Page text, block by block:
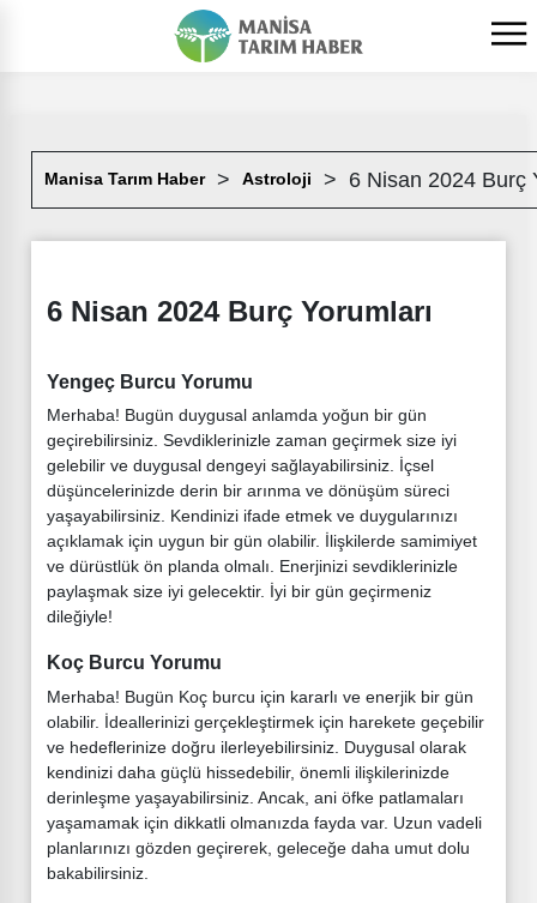
Manisa Tarım Haber Astroloji 6 Nisan 2024 Burç
6 Nisan 2024 Burç Yorumları
Yengeç Burcu Yorumu
Merhaba! Bugün duygusal anlamda yoğun bir gün
geçirebilirsiniz. Sevdiklerinizle zaman geçirmek size iyi
gelebilir ve duygusal dengeyi sağlayabilirsiniz. İçsel
düşüncelerinizde derin bir arınma ve dönüşüm süreci
yaşayabilirsiniz. Kendinizi ifade etmek ve duygularınızı
açıklamak için uygun bir gün olabilir. İlişkilerde samimiyet
ve dürüstlük ön planda olmalı. Enerjinizi sevdiklerinizle
paylaşmak size iyi gelecektir. İyi bir gün geçirmeniz
dileğiyle!
Koç Burcu Yorumu
Merhaba! Bugün Koç burcu için kararlı ve enerjik bir gün
olabilir. İdeallerinizi gerçekleştirmek için harekete geçebilir
ve hedeflerinize doğru ilerleyebilirsiniz. Duygusal olarak
kendinizi daha güçlü hissedebilir, önemli ilişkilerinizde
derinleşme yaşayabilirsiniz. Ancak, ani öfke patlamaları
yaşamamak için dikkatli olmanızda fayda var. Uzun vadeli
planlarınızı gözden geçirerek, geleceğe daha umut dolu
bakabilirsiniz.